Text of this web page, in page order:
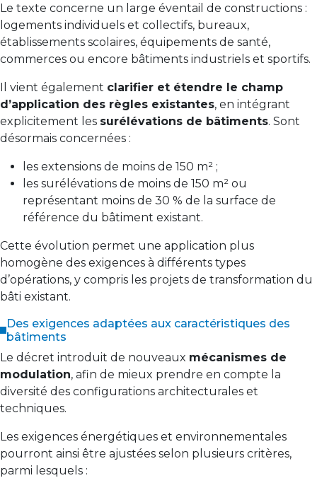
Le texte concerne un large éventail de constructions :
logements individuels et collectifs, bureaux,
établissements scolaires, équipements de santé,
commerces ou encore bâtiments industriels et sportifs.
Il vient également clarifier et étendre le champ
d’application des règles existantes, en intégrant
explicitement les surélévations de bâtiments. Sont
désormais concernées :
les extensions de moins de 150 m² ;
les surélévations de moins de 150 m² ou
représentant moins de 30 % de la surface de
référence du bâtiment existant.
Cette évolution permet une application plus
homogène des exigences à différents types
d’opérations, y compris les projets de transformation du
bâti existant.
Des exigences adaptées aux caractéristiques des
bâtiments
Le décret introduit de nouveaux mécanismes de
modulation, afin de mieux prendre en compte la
diversité des configurations architecturales et
techniques.
Les exigences énergétiques et environnementales
pourront ainsi être ajustées selon plusieurs critères,
parmi lesquels :